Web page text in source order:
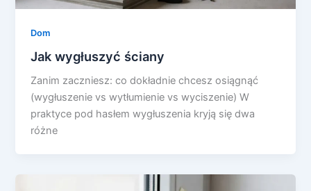
Dom
Jak wygłuszyć ściany
Zanim zaczniesz: co dokładnie chcesz osiągnąć
(wygłuszenie vs wytłumienie vs wyciszenie) W
praktyce pod hasłem wygłuszenia kryją się dwa
różne